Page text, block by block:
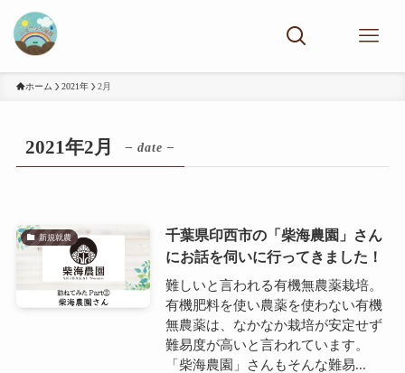
ホーム 2021年 2月
2021年2月 – date –
新規就農
千葉県印西市の「柴海農園」さん
にお話を伺いに行ってきました！
難しいと言われる有機無農薬栽培。
有機肥料を使い農薬を使わない有機
無農薬は、なかなか栽培が安定せず
難易度が高いと言われています。
「柴海農園」さんもそんな難易...